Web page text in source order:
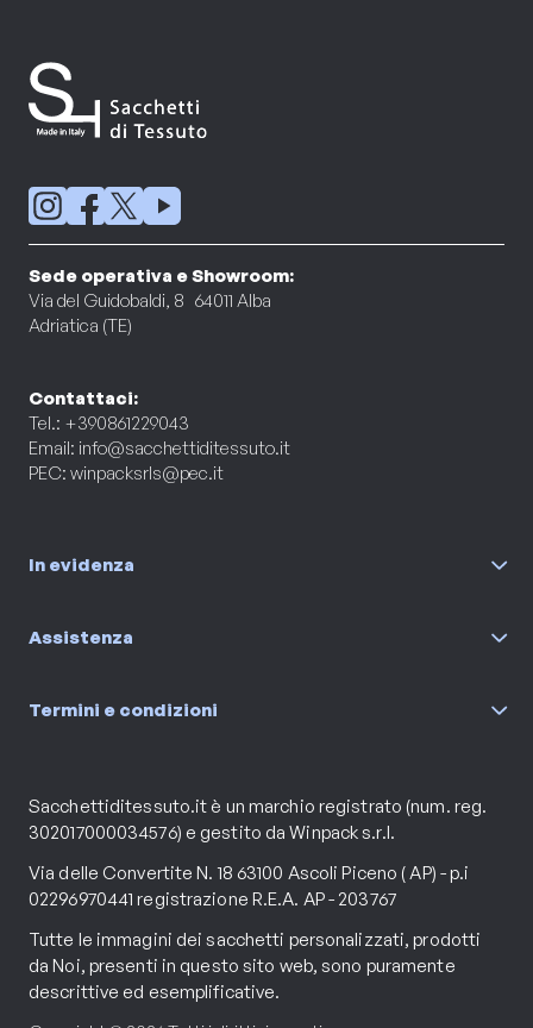
Sede operativa e Showroom:
Via del Guidobaldi, 8 64011 Alba
Adriatica (TE)
Contattaci:
Tel.: +390861229043
Email: info@sacchettiditessuto.it
PEC: winpacksrls@pec.it
In evidenza
Assistenza
Termini e condizioni
Sacchettiditessuto.it è un marchio registrato (num. reg.
302017000034576) e gestito da Winpack s.r.l.
Via delle Convertite N. 18 63100 Ascoli Piceno ( AP) - p.i
02296970441 registrazione R.E.A. AP - 203767
Tutte le immagini dei sacchetti personalizzati, prodotti
da Noi, presenti in questo sito web, sono puramente
descrittive ed esemplificative.